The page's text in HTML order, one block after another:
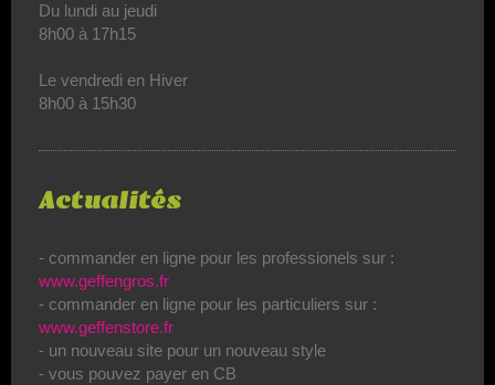
Du lundi au jeudi
8h00 à 17h15
Le vendredi en Hiver
8h00 à 15h30
Actualités
- commander en ligne pour les professionels sur :
www.geffengros.fr
- commander en ligne pour les particuliers sur :
www.geffenstore.fr
- un nouveau site pour un nouveau style
- vous pouvez payer en CB